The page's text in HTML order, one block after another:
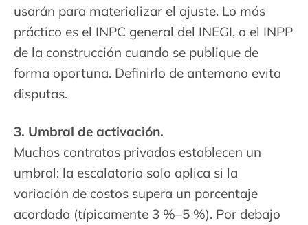
usarán para materializar el ajuste. Lo más
práctico es el INPC general del INEGI, o el INPP
de la construcción cuando se publique de
forma oportuna. Definirlo de antemano evita
disputas.
3. Umbral de activación.
Muchos contratos privados establecen un
umbral: la escalatoria solo aplica si la
variación de costos supera un porcentaje
acordado (típicamente 3 %–5 %). Por debajo